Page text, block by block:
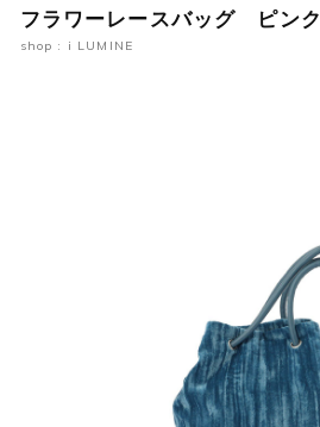
フラワーレースバッグ ピンク
shop : i LUMINE